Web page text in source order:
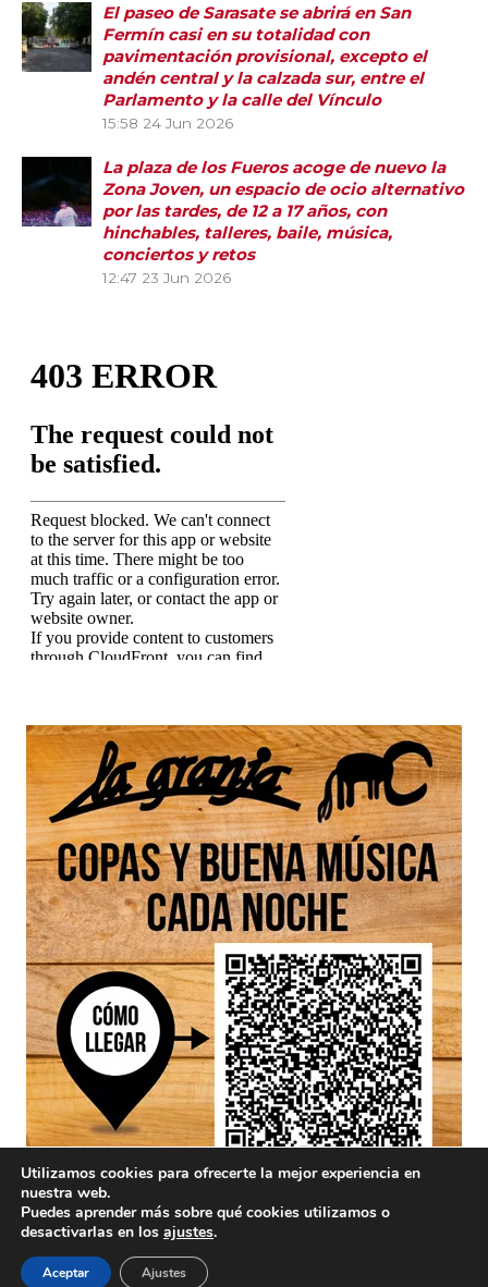
El paseo de Sarasate se abrirá en San
Fermín casi en su totalidad con
pavimentación provisional, excepto el
andén central y la calzada sur, entre el
Parlamento y la calle del Vínculo
15:58 24 Jun 2026
La plaza de los Fueros acoge de nuevo la
Zona Joven, un espacio de ocio alternativo
por las tardes, de 12 a 17 años, con
hinchables, talleres, baile, música,
conciertos y retos
12:47 23 Jun 2026
Aviso Legal/ Divinamente Creativos © 2025
Utilizamos cookies para ofrecerte la mejor experiencia en
nuestra web.
Puedes aprender más sobre qué cookies utilizamos o
desactivarlas en los ajustes.
Aceptar Ajustes